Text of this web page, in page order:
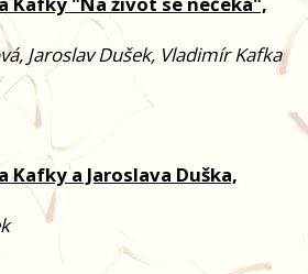
Jaroslav Dušek, Vladimír Kafka
Kafky a Jaroslava Duška,